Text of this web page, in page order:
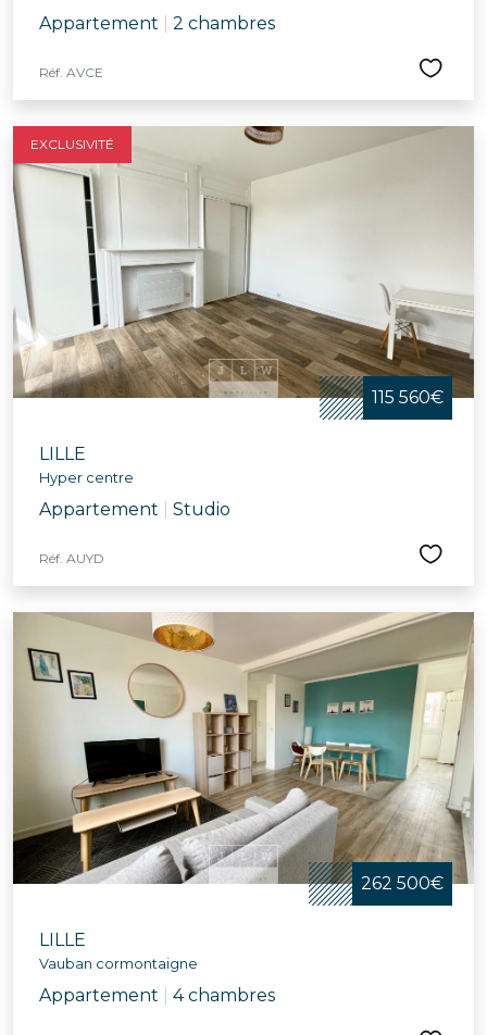
Appartement 2 chambres
Réf. AVCE
EXCLUSIVITÉ
115 560€
LILLE
Hyper centre
Appartement Studio
Réf. AUYD
262 500€
LILLE
Vauban cormontaigne
Appartement 4 chambres